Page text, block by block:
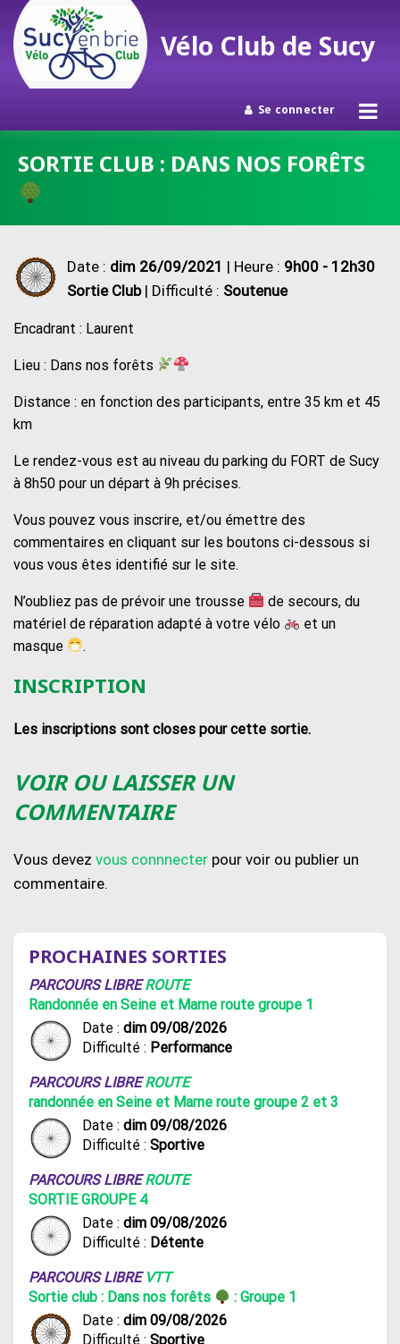
contenu
Vélo Club de Sucy
Se connecter
SORTIE CLUB : DANS NOS FORÊTS
Date : dim 26/09/2021 | Heure : 9h00 - 12h30
Sortie Club| Difficulté : Soutenue
Encadrant : Laurent
Lieu : Dans nos forêts
Distance : en fonction des participants, entre 35 km et 45
km
Le rendez-vous est au niveau du parking du FORT de Sucy
à 8h50 pour un départ à 9h précises.
Vous pouvez vous inscrire, et/ou émettre des
commentaires en cliquant sur les boutons ci-dessous si
vous vous êtes identifié sur le site.
N’oubliez pas de prévoir une trousse
de secours, du
matériel de réparation adapté à votre vélo
et un
masque
.
INSCRIPTION
Les inscriptions sont closes pour cette sortie.
VOIR OU LAISSER UN
COMMENTAIRE
Vous devez vous connnecter pour voir ou publier un
commentaire.
PROCHAINES SORTIES
PARCOURS LIBREROUTE
Randonnée en Seine et Marne route groupe 1
Date : dim 09/08/2026
Difficulté : Performance
PARCOURS LIBREROUTE
randonnée en Seine et Marne route groupe 2 et 3
Date : dim 09/08/2026
Difficulté : Sportive
PARCOURS LIBREROUTE
SORTIE GROUPE 4
Date : dim 09/08/2026
Difficulté : Détente
PARCOURS LIBRE VTT
Sortie club : Dans nos forêts
: Groupe 1
Date : dim 09/08/2026
Difficulté : Sportive